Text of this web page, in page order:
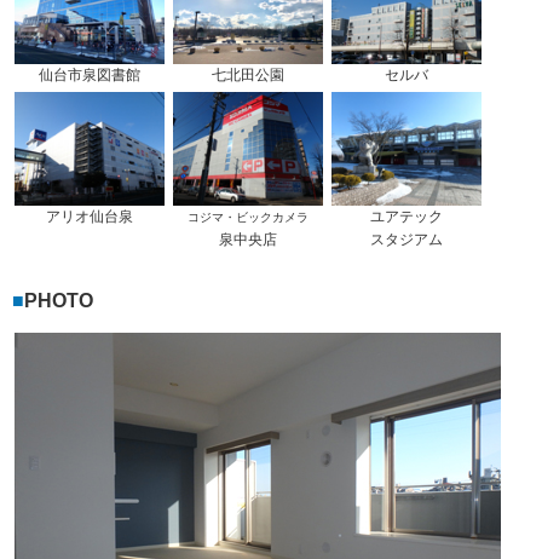
仙台市泉図書館 七北田公園 セルバ
アリオ仙台泉 コジマ・ビックカメラ
泉中央店
ユアテック
スタジアム
PHOTO